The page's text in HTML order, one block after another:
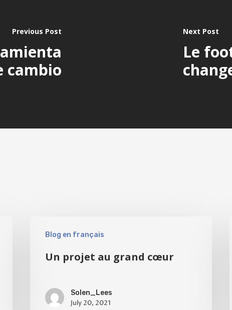
Previous Post
cambio
Next Post
Le
Blog en français
Un projet au grand cœur
Solen_Lees
July 20, 2021